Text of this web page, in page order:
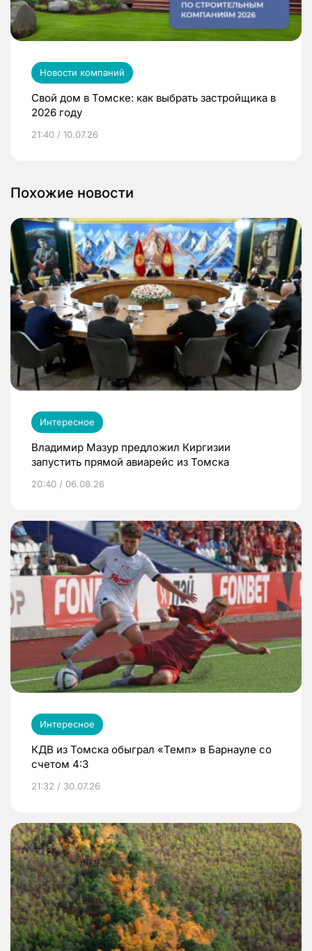
Новости компаний
Свой дом в Томске: как выбрать застройщика в
2026 году
21:40 / 10.07.26
Похожие новости
Интересное
Владимир Мазур предложил Киргизии
запустить прямой авиарейс из Томска
20:40 / 06.08.26
Интересное
КДВ из Томска обыграл «Темп» в Барнауле со
счетом 4:3
21:32 / 30.07.26